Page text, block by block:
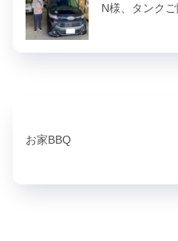
N様、タンク
お家BBQ